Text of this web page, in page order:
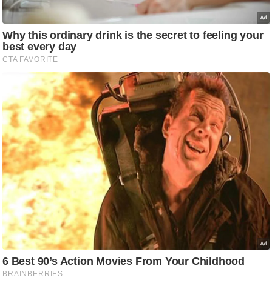
म
यि
क
मा
मि
स्तं
भ
ए
म
.
आ
र
.
आ
ई